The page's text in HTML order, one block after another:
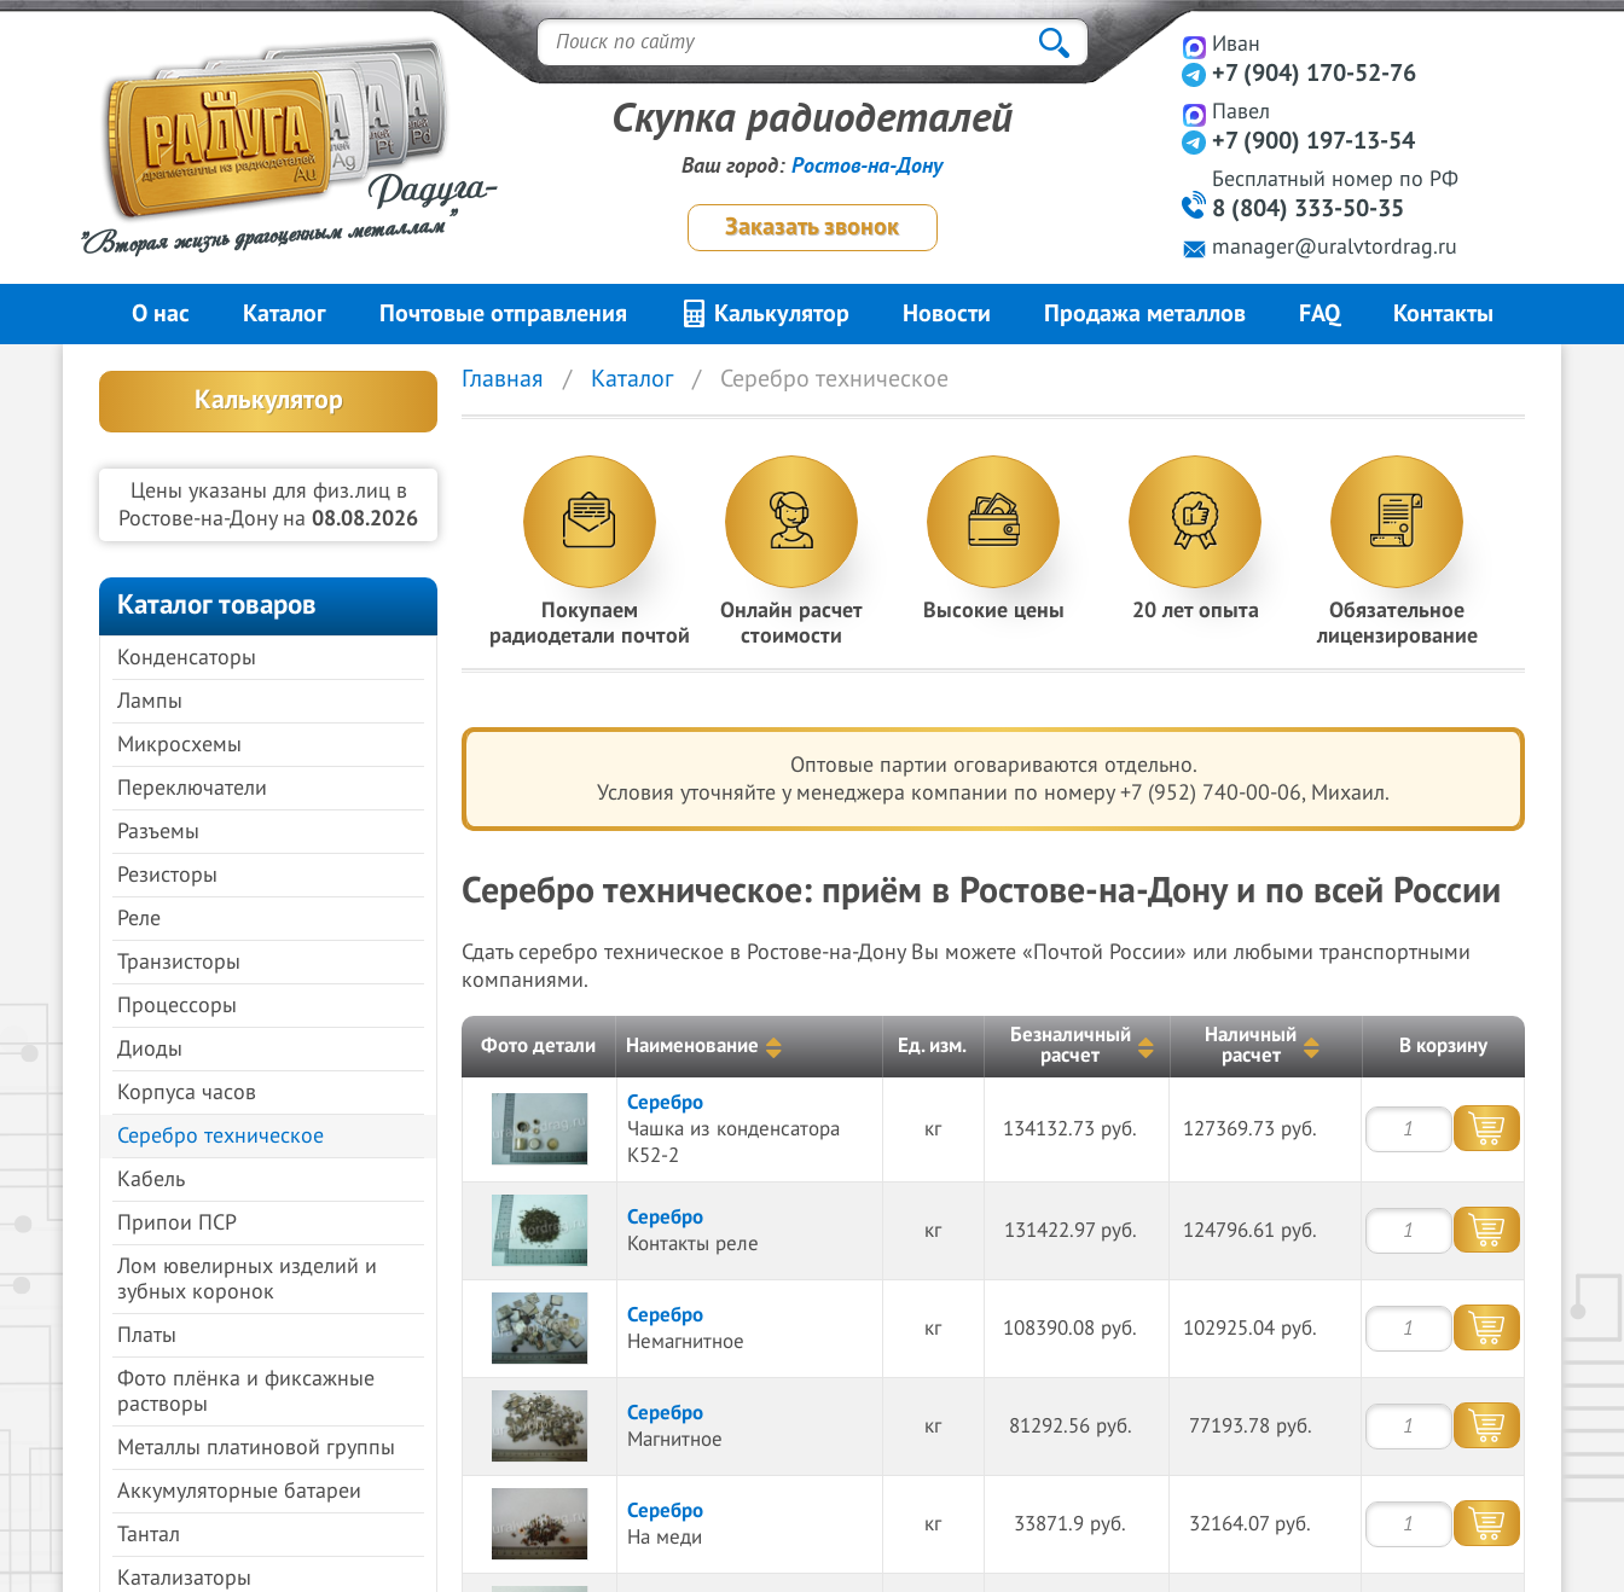
Радуга-
"Вторая жизнь драгоценным металлам"
Иван
+7 (904) 170-52-76
Павел
+7 (900) 197-13-54
Бесплатный номер по РФ
8 (804) 333-50-35
manager@uralvtordrag.ru
Скупка радиодеталей
Ваш город: Ростов-на-Дону
Заказать звонок
О нас Каталог Почтовые отправления Калькулятор Новости Продажа металлов FAQ Контакты
Калькулятор
Цены указаны для физ.лиц в
Ростове-на-Дону на 08.08.2026
Каталог товаров
Конденсаторы
Лампы
Микросхемы
Переключатели
Разъемы
Резисторы
Реле
Транзисторы
Процессоры
Диоды
Корпуса часов
Серебро техническое
Кабель
Припои ПСР
Лом ювелирных изделий и
зубных коронок
Платы
Фото плёнка и фиксажные
растворы
Металлы платиновой группы
Аккумуляторные батареи
Тантал
Катализаторы
Главная Каталог Серебро техническое
Покупаем
радиодетали почтой
Онлайн расчет
стоимости
Высокие цены 20 лет опыта
Обязательное
лицензирование
Оптовые партии оговариваются отдельно.
Условия уточняйте у менеджера компании по номеру +7 (952) 740-00-06, Михаил.
Серебро техническое: приём в Ростове-на-Дону и по всей России
Сдать серебро техническое в Ростове-на-Дону Вы можете «Почтой России» или любыми транспортными
компаниями.
Фото детали Наименование Ед. изм.
Безналичный
расчет
Наличный
расчет
В корзину
Серебро
Чашка из конденсатора
К52-2
кг 134132.73 руб. 127369.73 руб.
Серебро
Контакты реле
кг 131422.97 руб. 124796.61 руб.
Серебро
Немагнитное
кг 108390.08 руб. 102925.04 руб.
Серебро
Магнитное
кг 81292.56 руб. 77193.78 руб.
Серебро
На меди
кг 33871.9 руб. 32164.07 руб.